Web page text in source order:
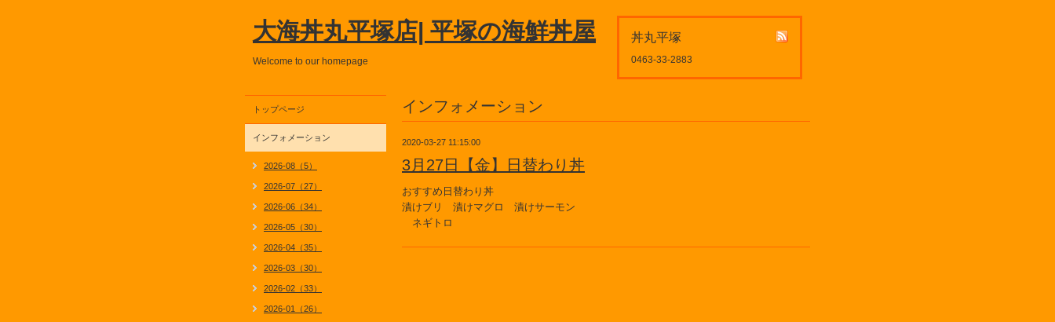
丼丸平塚
0463-33-2883
大海丼丸平塚店| 平塚の海鮮丼屋
Welcome to our homepage
インフォメーション
2020-03-27 11:15:00
3月27日【金】日替わり丼
おすすめ日替わり丼
漬けブリ 漬けマグロ 漬けサーモン
ネギトロ
トップページ
インフォメーション
2026-08（5）
2026-07（27）
2026-06（34）
2026-05（30）
2026-04（35）
2026-03（30）
2026-02（33）
2026-01（26）